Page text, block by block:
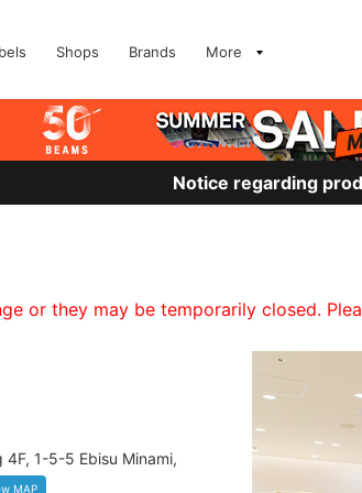
Shops Brands More
Notice regarding
or they may be temporarily closed.
4F, 1-5-5 Ebisu Minami,
MAP